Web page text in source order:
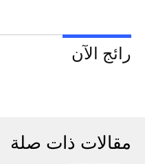
رائج الآن
مقالات ذات صلة